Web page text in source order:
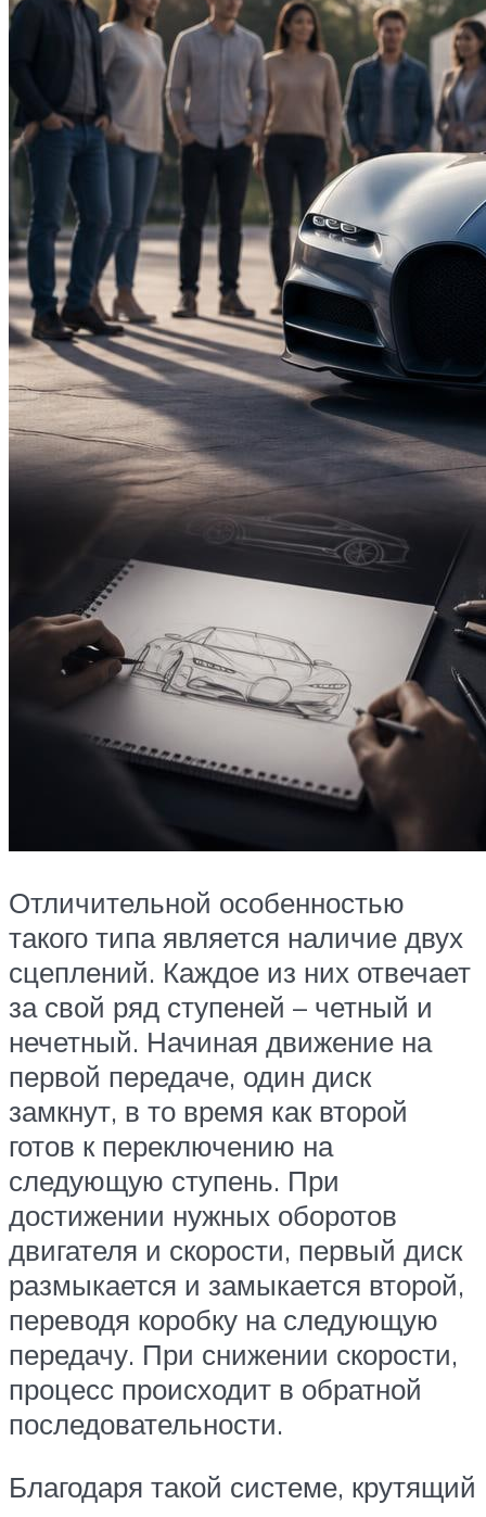
Отличительной особенностью
такого типа является наличие двух
сцеплений. Каждое из них отвечает
за свой ряд ступеней – четный и
нечетный. Начиная движение на
первой передаче, один диск
замкнут, в то время как второй
готов к переключению на
следующую ступень. При
достижении нужных оборотов
двигателя и скорости, первый диск
размыкается и замыкается второй,
переводя коробку на следующую
передачу. При снижении скорости,
процесс происходит в обратной
последовательности.
Благодаря такой системе, крутящий